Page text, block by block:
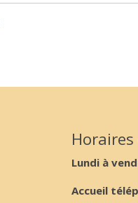
Lundi à
Accueil